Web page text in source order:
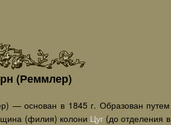
(Реммлер)
— основан в 1845 г. Образован путем
(филия) колони Цуг(до отделения в